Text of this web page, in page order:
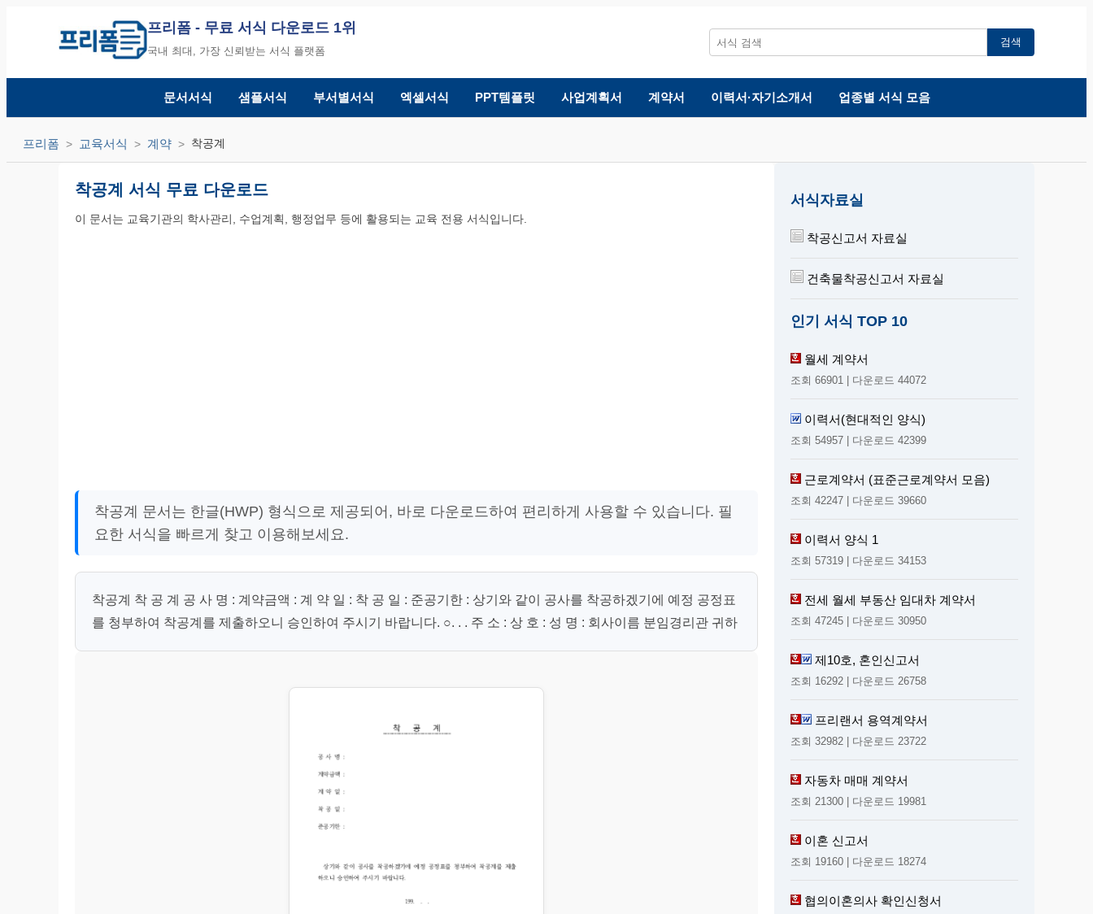
프리폼 - 무료 서식 다운로드 1위
국내 최대, 가장 신뢰받는 서식 플랫폼
검색
문서서식 샘플서식 부서별서식 엑셀서식 PPT템플릿 사업계획서 계약서 이력서·자기소개서 업종별 서식 모음
프리폼 교육서식 계약 착공계
착공계 서식 무료 다운로드
이 문서는 교육기관의 학사관리, 수업계획, 행정업무 등에 활용되는 교육 전용 서식입니다.
착공계 문서는 한글(HWP) 형식으로 제공되어, 바로 다운로드하여 편리하게 사용할 수 있습니다. 필
요한 서식을 빠르게 찾고 이용해보세요.
착공계 착 공 계 공 사 명 : 계약금액 : 계 약 일 : 착 공 일 : 준공기한 : 상기와 같이 공사를 착공하겠기에 예정 공정표
를 청부하여 착공계를 제출하오니 승인하여 주시기 바랍니다. ○. . . 주 소 : 상 호 : 성 명 : 회사이름 분임경리관 귀하
서식자료실
착공신고서 자료실
건축물착공신고서 자료실
인기 서식 TOP 10
월세 계약서
조회 66901 | 다운로드 44072
이력서(현대적인 양식)
조회 54957 | 다운로드 42399
근로계약서 (표준근로계약서 모음)
조회 42247 | 다운로드 39660
이력서 양식 1
조회 57319 | 다운로드 34153
전세 월세 부동산 임대차 계약서
조회 47245 | 다운로드 30950
제10호, 혼인신고서
조회 16292 | 다운로드 26758
프리랜서 용역계약서
조회 32982 | 다운로드 23722
자동차 매매 계약서
조회 21300 | 다운로드 19981
이혼 신고서
조회 19160 | 다운로드 18274
협의이혼의사 확인신청서